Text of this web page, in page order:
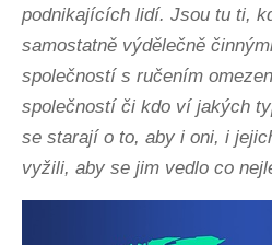
podnikajících lidí. Jsou tu ti,
samostatně výdělečně
společností s ručením
společností či kdo ví jakých
se starají o to, aby i oni, i
vyžili, aby se jim vedlo co